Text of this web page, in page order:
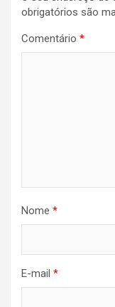
obrigatórios são
Comentário *
Nome *
E-mail *